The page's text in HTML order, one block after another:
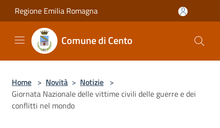
Salta al contenuto principale
Regione Emilia Romagna
Comune di Cento
Home > Novità > Notizie >
Giornata Nazionale delle vittime civili delle guerre e dei
conflitti nel mondo